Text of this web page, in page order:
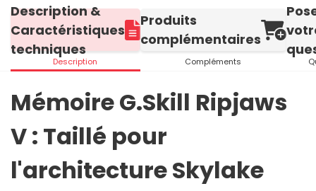
Description &
Caractéristiques
techniques
Description
Produits
complémentaires
Compléments
Mémoire G.Skill Ripjaws
V : Taillé pour
l'architecture Skylake